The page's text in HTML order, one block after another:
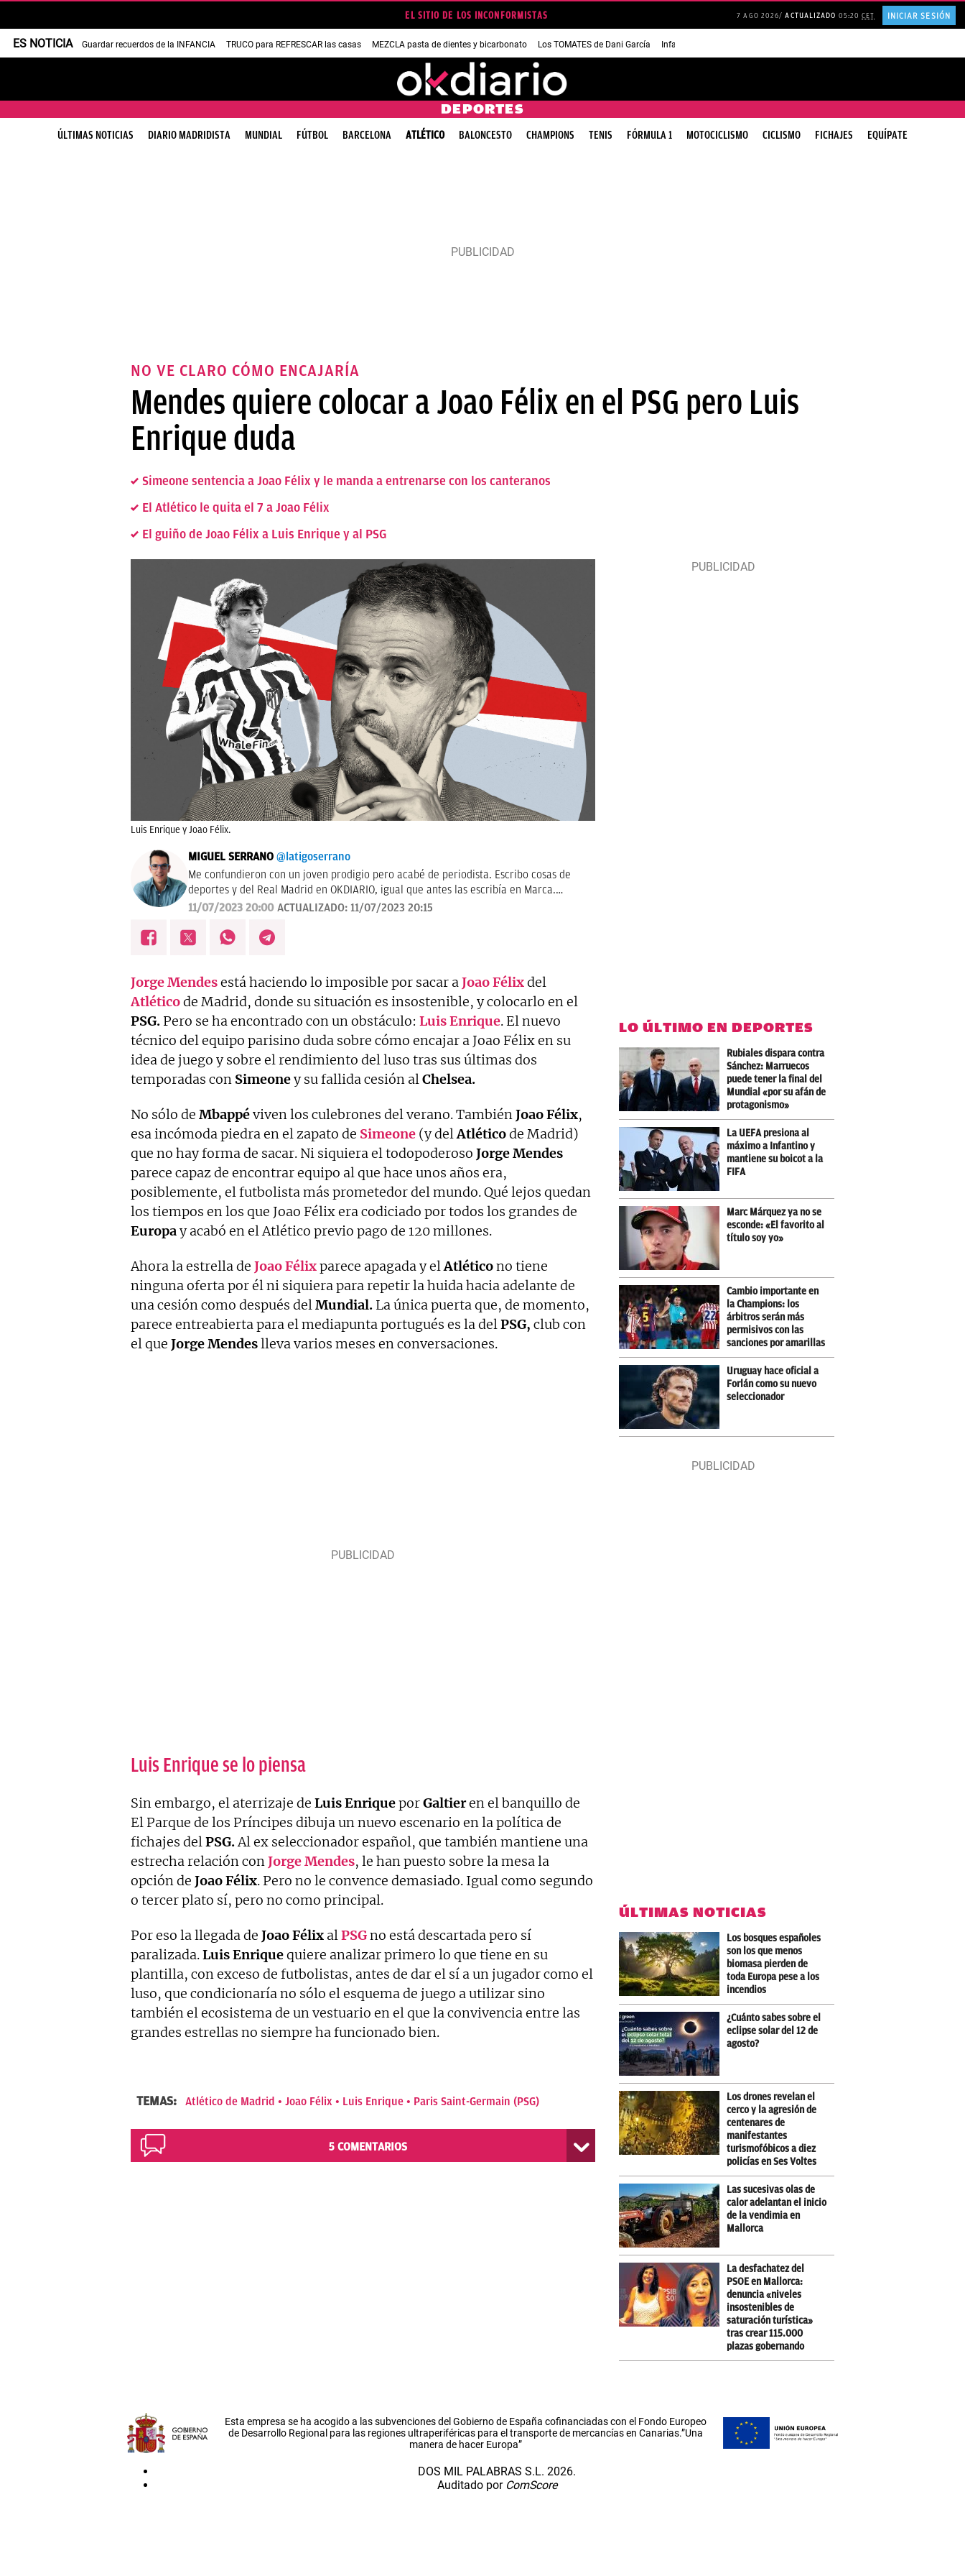
EL SITIO DE LOS INCONFORMISTAS 7 AGO 2026 ACTUALIZADO 05:20CET INICIAR SESIÓN
ES NOTICIA Guardar recuerdos de la INFANCIA TRUCO para REFRESCAR las casas MEZCLA pasta de dientes y bicarbonato Los TOMATES de Dani García Infancia AMANCIO ORTEGA
DEPORTES
ÚLTIMAS NOTICIAS DIARIO MADRIDISTA MUNDIAL FÚTBOL BARCELONA ATLÉTICO BALONCESTO CHAMPIONS TENIS FÓRMULA 1 MOTOCICLISMO CICLISMO FICHAJES EQUÍPATE
NO VE CLARO CÓMO ENCAJARÍA
Mendes quiere colocar a Joao Félix en el PSG pero Luis
Enrique duda
Simeone sentencia a Joao Félix y le manda a entrenarse con los canteranos
El Atlético le quita el 7 a Joao Félix
El guiño de Joao Félix a Luis Enrique y al PSG
Luis Enrique y Joao Félix.
MIGUEL SERRANO @latigoserrano
Me confundieron con un joven prodigio pero acabé de periodista. Escribo cosas de
deportes y del Real Madrid en OKDIARIO, igual que antes las escribía en Marca.
También a veces hablo por la radio y casi siempre sin decir palabrotas. Soy bastante
11/07/2023 20:00 ACTUALIZADO: 11/07/2023 20:15
Jorge Mendesestá haciendo lo imposible por sacar aJoao Félixdel
Atléticode Madrid, donde su situación es insostenible, y colocarlo en el
PSG. Pero se ha encontrado con un obstáculo: Luis Enrique. El nuevo
técnico del equipo parisino duda sobre cómo encajar a Joao Félix en su
idea de juego y sobre el rendimiento del luso tras sus últimas dos
temporadas con Simeoney su fallida cesión alChelsea.
No sólo de Mbappéviven los culebrones del verano. TambiénJoao Félix,
esa incómoda piedra en el zapato de Simeone (y delAtléticode Madrid)
que no hay forma de sacar. Ni siquiera el todopoderoso Jorge Mendes
parece capaz de encontrar equipo al que hace unos años era,
posiblemente, el futbolista más prometedor del mundo. Qué lejos quedan
los tiempos en los que Joao Félix era codiciado por todos los grandes de
Europay acabó en el Atlético previo pago de 120 millones.
Ahora la estrella de Joao Félixparece apagada y elAtléticono tiene
ninguna oferta por él ni siquiera para repetir la huida hacia adelante de
una cesión como después delMundial. La única puerta que, de momento,
parece entreabierta para el mediapunta portugués es la delPSG, club con
el que Jorge Mendeslleva varios meses en conversaciones.
Luis Enrique se lo piensa
Sin embargo, el aterrizaje de Luis EnriqueporGaltieren el banquillo de
El Parque de los Príncipes dibuja un nuevo escenario en la política de
fichajes delPSG.Al ex seleccionador español, que también mantiene una
estrecha relación conJorge Mendes, le han puesto sobre la mesa la
opción de Joao Félix. Pero no le convence demasiado. Igual como segundo
o tercer plato sí, pero no como principal.
Por eso la llegada de Joao Félix alPSGno está descartada pero sí
paralizada.Luis Enriquequiere analizar primero lo que tiene en su
plantilla, con exceso de futbolistas, antes de dar el sí a un jugador como el
luso, que condicionaría no sólo el esquema de juego a utilizar sino
también el ecosistema de un vestuario en el que la convivencia entre las
grandes estrellas no siempre ha funcionado bien.
TEMAS: Atlético de Madrid Joao Félix Luis Enrique Paris Saint-Germain (PSG)
5 COMENTARIOS
LO ÚLTIMO EN DEPORTES
Rubiales dispara contra
Sánchez: Marruecos
puede tener la final del
Mundial «por su afán de
protagonismo»
La UEFA presiona al
máximo a Infantino y
mantiene su boicot a la
FIFA
Marc Márquez ya no se
esconde: «El favorito al
título soy yo»
Cambio importante en
la Champions: los
árbitros serán más
permisivos con las
sanciones por amarillas
Uruguay hace oficial a
Forlán como su nuevo
seleccionador
ÚLTIMAS NOTICIAS
Los bosques españoles
son los que menos
biomasa pierden de
toda Europa pese a los
incendios
¿Cuánto sabes sobre el
eclipse solar del 12 de
agosto?
Los drones revelan el
cerco y la agresión de
centenares de
manifestantes
turismofóbicos a diez
policías en Ses Voltes
Las sucesivas olas de
calor adelantan el inicio
de la vendimia en
Mallorca
La desfachatez del
PSOE en Mallorca:
denuncia «niveles
insostenibles de
saturación turística»
tras crear 115.000
plazas gobernando
Esta empresa se ha acogido a las subvenciones del Gobierno de España cofinanciadas con el Fondo Europeo
de Desarrollo Regional para las regiones ultraperiféricas para el transporte de mercancías en Canarias.”Una
manera de hacer Europa”
DOS MIL PALABRAS S.L. 2026.
Auditado por ComScore